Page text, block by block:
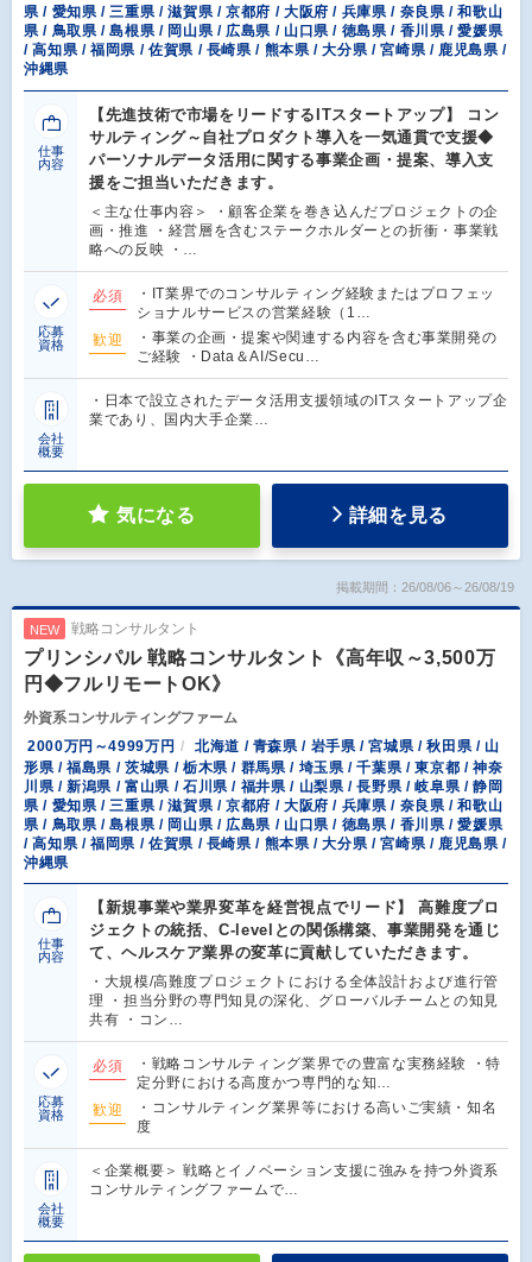
県 / 愛知県 / 三重県 / 滋賀県 / 京都府 / 大阪府 / 兵庫県 / 奈良県 / 和歌山
県 / 鳥取県 / 島根県 / 岡山県 / 広島県 / 山口県 / 徳島県 / 香川県 / 愛媛県
/ 高知県 / 福岡県 / 佐賀県 / 長崎県 / 熊本県 / 大分県 / 宮崎県 / 鹿児島県 /
沖縄県
仕事
内容
【先進技術で市場をリードするITスタートアップ】 コン
サルティング～自社プロダクト導入を一気通貫で支援◆
パーソナルデータ活用に関する事業企画・提案、導入支
援をご担当いただきます。
＜主な仕事内容＞ ・顧客企業を巻き込んだプロジェクトの企
画・推進 ・経営層を含むステークホルダーとの折衝・事業戦
略への反映 ・…
応募
資格
必須
・IT業界でのコンサルティング経験またはプロフェッ
ショナルサービスの営業経験（1…
歓迎
・事業の企画・提案や関連する内容を含む事業開発の
ご経験 ・Data＆AI/Secu…
会社
概要
・日本で設立されたデータ活用支援領域のITスタートアップ企
業であり、国内大手企業…
気になる 詳細を見る
掲載期間：26/08/06～26/08/19
NEW 戦略コンサルタント
プリンシパル 戦略コンサルタント《高年収～3,500万
円◆フルリモートOK》
外資系コンサルティングファーム
2000万円～4999万円
北海道 / 青森県 / 岩手県 / 宮城県 / 秋田県 / 山
形県 / 福島県 / 茨城県 / 栃木県 / 群馬県 / 埼玉県 / 千葉県 / 東京都 / 神奈
川県 / 新潟県 / 富山県 / 石川県 / 福井県 / 山梨県 / 長野県 / 岐阜県 / 静岡
県 / 愛知県 / 三重県 / 滋賀県 / 京都府 / 大阪府 / 兵庫県 / 奈良県 / 和歌山
県 / 鳥取県 / 島根県 / 岡山県 / 広島県 / 山口県 / 徳島県 / 香川県 / 愛媛県
/ 高知県 / 福岡県 / 佐賀県 / 長崎県 / 熊本県 / 大分県 / 宮崎県 / 鹿児島県 /
沖縄県
仕事
内容
【新規事業や業界変革を経営視点でリード】 高難度プロ
ジェクトの統括、C-levelとの関係構築、事業開発を通じ
て、ヘルスケア業界の変革に貢献していただきます。
・大規模/高難度プロジェクトにおける全体設計および進行管
理 ・担当分野の専門知見の深化、グローバルチームとの知見
共有 ・コン…
応募
資格
必須
・戦略コンサルティング業界での豊富な実務経験 ・特
定分野における高度かつ専門的な知…
歓迎
・コンサルティング業界等における高いご実績・知名
度
会社
概要
＜企業概要＞ 戦略とイノベーション支援に強みを持つ外資系
コンサルティングファームで…